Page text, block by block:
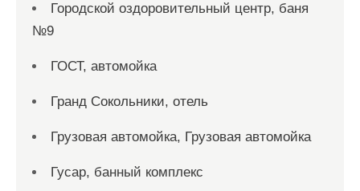
Городской оздоровительный центр, баня
№9
ГОСТ, автомойка
Гранд Сокольники, отель
Грузовая автомойка, Грузовая автомойка
Гусар, банный комплекс